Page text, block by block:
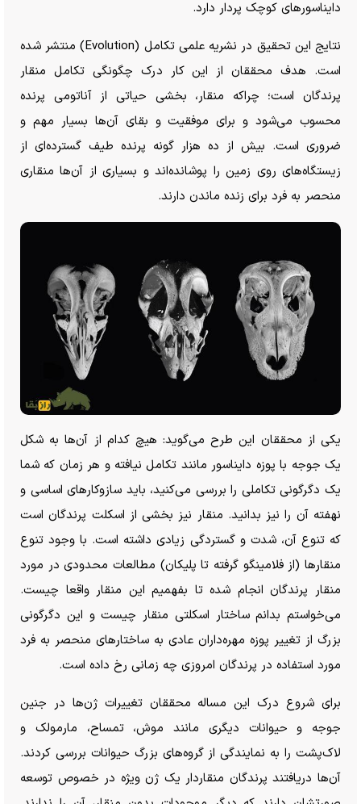
دایناسور‌های کوچک پردار دارد.
نتایج این تحقیق در نشریه علمی تکامل (Evolution) منتشر شده
است. هدف محققان از این کار درک چگونگی تکامل منقار
پرندگان است؛ چراکه منقار، بخشی حیاتی از آناتومی پرنده
محسوب می‌شود و برای موفقیت و بقای آن‌ها بسیار مهم و
ضروری است. بیش از ده هزار گونه پرنده طیف گسترده‌ای از
زیستگاه‌های روی زمین را پوشانده‌اند و بسیاری از آن‌ها منقاری
منحصر به فرد برای زنده ماندن دارند.
یکی از محققان این طرح می‌گوید: هیچ کدام از آن‌ها به شکل
یک جوجه با پوزه دایناسور مانند تکامل نیافته و هر زمان که شما
یک دگرگونی تکاملی را بررسی می‌کنید، باید سازوکار‌های اساسی و
نهفته آن را نیز بدانید. منقار نیز بخشی از اسکلت پرندگان است
که تنوع آن، شدت و گستردگی زیادی داشته است. با وجود تنوع
منقار‌ها (از فلامینگو گرفته تا پلیکان) مطالعات محدودی در مورد
منقار پرندگان انجام شده تا بفهمیم این منقار واقعا چیست.
می‌خواستم بدانم ساختار اسکلتی منقار چیست و این دگرگونی
بزرگ از تغییر پوزه مهره‌داران عادی به ساختار‌های منحصر به فرد
مورد استفاده در پرندگان امروزی چه زمانی رخ داده است.
برای شروع درک این مساله محققان تغییرات ژن‌ها در جنین
جوجه و حیوانات دیگری مانند موش، تمساح، مارمولک و
لاک‌پشت را به نمایندگی از گروه‌های بزرگ حیوانات بررسی کردند.
آن‌ها دریافتند پرندگان منقاردار یک ژن ویژه در خصوص توسعه